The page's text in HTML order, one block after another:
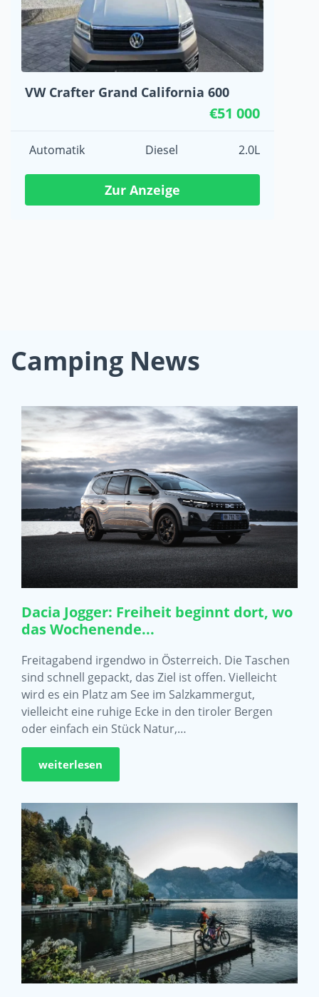
VW Crafter Grand California 600
€51 000
Automatik Diesel 2.0L
Zur Anzeige
Camping News
Dacia Jogger: Freiheit beginnt dort, wo
das Wochenende...
Freitagabend irgendwo in Österreich. Die Taschen
sind schnell gepackt, das Ziel ist offen. Vielleicht
wird es ein Platz am See im Salzkammergut,
vielleicht eine ruhige Ecke in den tiroler Bergen
oder einfach ein Stück Natur,…
weiterlesen